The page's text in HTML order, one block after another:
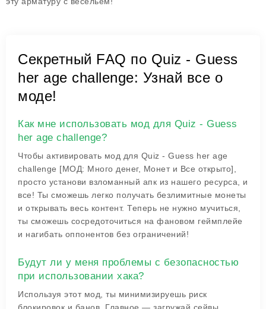
Секретный FAQ по Quiz - Guess
her age challenge: Узнай все о
моде!
Как мне использовать мод для Quiz - Guess
her age challenge?
Чтобы активировать мод для Quiz - Guess her age
challenge [МОД: Много денег, Монет и Все открыто],
просто установи взломанный апк из нашего ресурса, и
все! Ты сможешь легко получать безлимитные монеты
и открывать весь контент. Теперь не нужно мучиться,
ты сможешь сосредоточиться на фановом геймплейе
и нагибать оппонентов без ограничений!
Будут ли у меня проблемы с безопасностью
при использовании хака?
Используя этот мод, ты минимизируешь риск